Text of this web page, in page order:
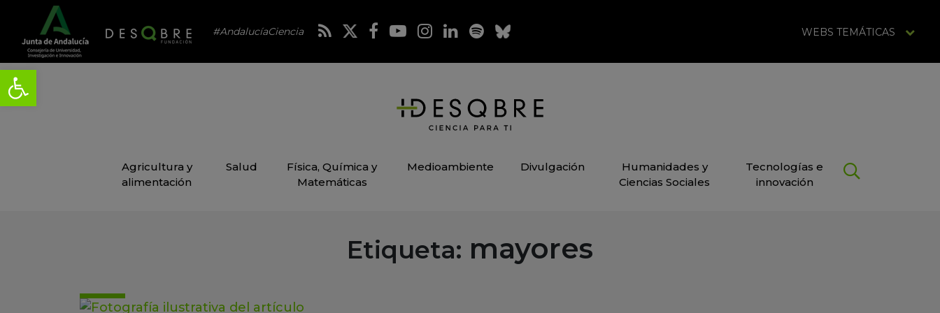
#AndalucíaCiencia WEBS TEMÁTICAS
Agricultura y
alimentación
Salud
Física, Química y
Matemáticas
Medioambiente Divulgación
Humanidades y
Ciencias Sociales
Tecnologías e
innovación
Etiqueta: mayores